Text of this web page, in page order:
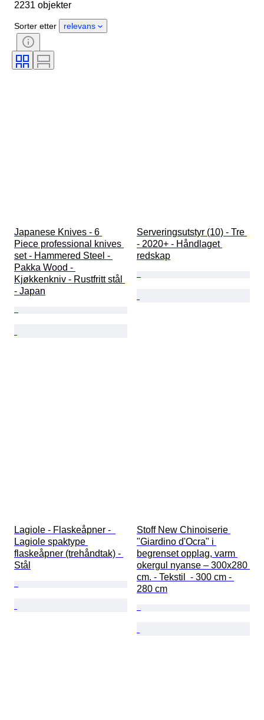
Tilstand
Signatur
Klesstørrelse
Type kjøkkenkniv
Kunstner
2231 objekter
Sorter etter relevans
Japanese Knives - 6
Piece professional knives
set - Hammered Steel -
Pakka Wood -
Kjøkkenkniv - Rustfritt stål
- Japan
Serveringsutstyr (10) - Tre
- 2020+ - Håndlaget
redskap
Lagiole - Flaskeåpner -
Lagiole spaktype
flaskeåpner (trehåndtak) -
Stål
Stoff New Chinoiserie
"Giardino d'Ocra" i
begrenset opplag, varm
okergul nyanse – 300x280
cm. - Tekstil  - 300 cm -
280 cm